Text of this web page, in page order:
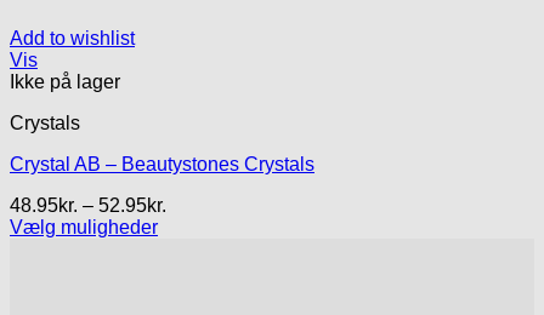
Add to wishlist
Vis
Ikke på lager
Crystals
Crystal AB – Beautystones Crystals
48.95kr. – 52.95kr.
Vælg muligheder